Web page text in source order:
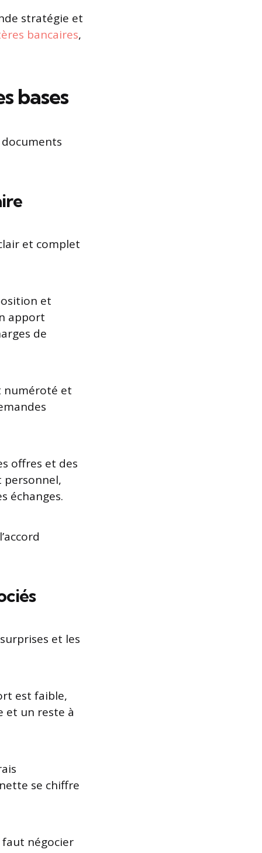
stratégie et
bancaires,
bases
et complet
et
apport
de
numéroté et
offres et des
personnel,
échanges.
et les
est faible,
et un reste à
se chiffre
négocier